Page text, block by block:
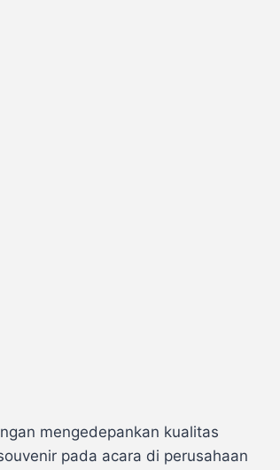
mengedepankan kualitas
pada acara di perusahaan